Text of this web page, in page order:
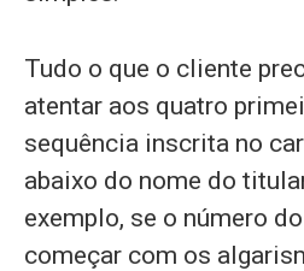
Tudo o que o cliente
atentar aos quatro
sequência inscrita no
abaixo do nome do
exemplo, se o número
começar com os